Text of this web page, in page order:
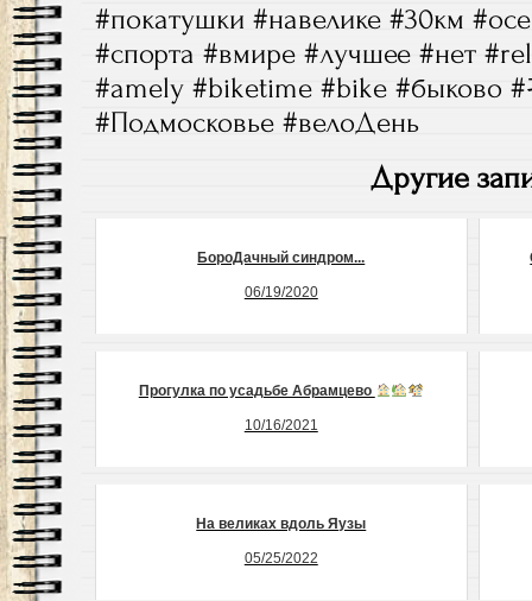
#покатушки #навелике #30км
#спорта #вмире #лучшее #нет
#amely #biketime #bike #быково #
#Подмосковье #велоДень
Другие
БороДачный синдром...
06/19/2020
Прогулка по усадьбе Абрамцево
10/16/2021
На великах вдоль Яузы
05/25/2022